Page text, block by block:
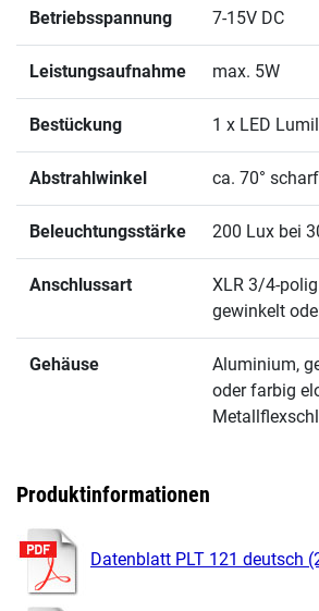
Betriebsspannung 7-15V DC
Leistungsaufnahme max. 5W
Bestückung 1 x LED
Abstrahlwinkel ca. 70°
Beleuchtungsstärke 200 Lux bei
Anschlussart
XLR 3/4-
gewinkelt
Gehäuse
Aluminium,
oder farbig
Produktinformationen
Datenblatt PLT 121 deutsch